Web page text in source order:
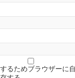
るためブラウザーに